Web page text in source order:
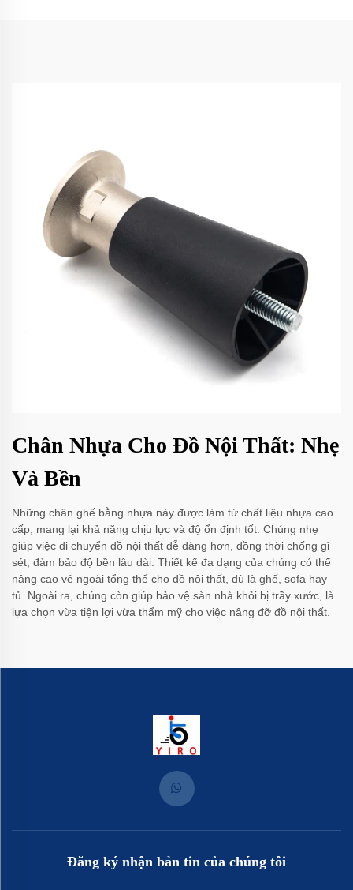
Chân Nhựa Cho Đồ Nội Thất: Nhẹ
Và Bền
Những chân ghế bằng nhựa này được làm từ chất liệu nhựa cao
cấp, mang lại khả năng chịu lực và độ ổn định tốt. Chúng nhẹ
giúp việc di chuyển đồ nội thất dễ dàng hơn, đồng thời chống gỉ
sét, đảm bảo độ bền lâu dài. Thiết kế đa dạng của chúng có thể
nâng cao vẻ ngoài tổng thể cho đồ nội thất, dù là ghế, sofa hay
tủ. Ngoài ra, chúng còn giúp bảo vệ sàn nhà khỏi bị trầy xước, là
lựa chọn vừa tiện lợi vừa thẩm mỹ cho việc nâng đỡ đồ nội thất.
Đăng ký nhận bản tin của chúng tôi